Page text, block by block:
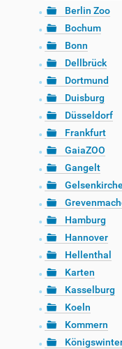
Berlin Zoo
Bochum
Bonn
Dellbrück
Dortmund
Duisburg
Düsseldorf
Frankfurt
GaiaZOO
Gangelt
Hamburg
Hannover
Hellenthal
Karten
Kasselburg
Koeln
Kommern